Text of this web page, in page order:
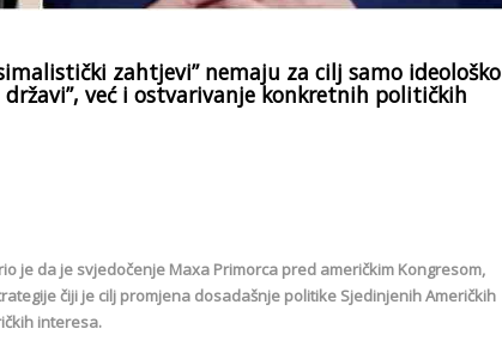
zahtjevi” nemaju za cilj samo ideološko
već i ostvarivanje konkretnih političkih
je da je svjedočenje Maxa Primorca pred američkim Kongresom,
čiji je cilj promjena dosadašnje politike Sjedinjenih Američkih
interesa.